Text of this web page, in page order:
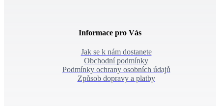
Informace pro Vás
Jak se k nám dostanete
Obchodní podmínky
Podmínky ochrany osobních údajů
Způsob dopravy a platby